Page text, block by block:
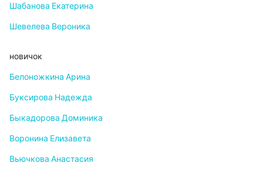
Шабанова Екатерина
Шевелева Вероника
новичок
Белоножкина Арина
Буксирова Надежда
Быкадорова Доминика
Воронина Елизавета
Вьючкова Анастасия